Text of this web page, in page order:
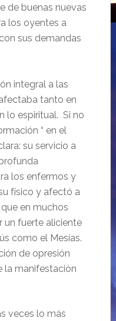
de buenas nuevas
los oyentes a
sus demandas
integral a las
tanto en
lo espiritual. Si no
“ en el
su servicio a
los enfermos y
físico y afectó a
en muchos
un fuerte aliciente
como el Mesías.
de opresión
la manifestación
veces lo más